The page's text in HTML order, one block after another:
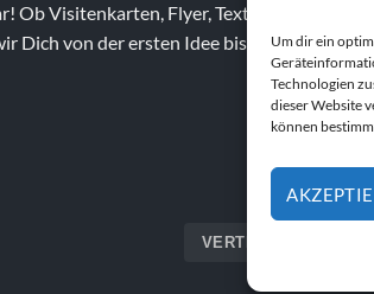
Um dir ein
Technologien
dieser Website
können
Ob Visitenkarten, Flyer, Textildruck oder
Dich von der ersten Idee bis zum fertigen
VERTRAG